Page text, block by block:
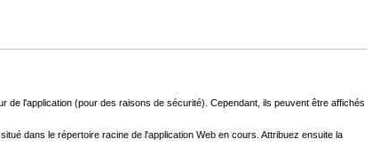
l'application (pour des raisons de sécurité). Cependant, ils peuvent être affichés
dans le répertoire racine de l'application Web en cours. Attribuez ensuite la